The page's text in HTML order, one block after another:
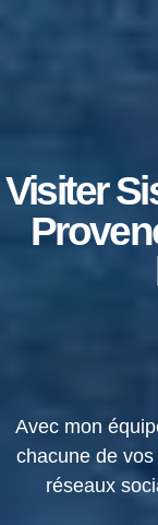
Visiter
Avec mon
chacune de
réseaux